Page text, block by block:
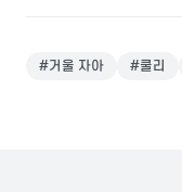
#거울 자아 #쿨리